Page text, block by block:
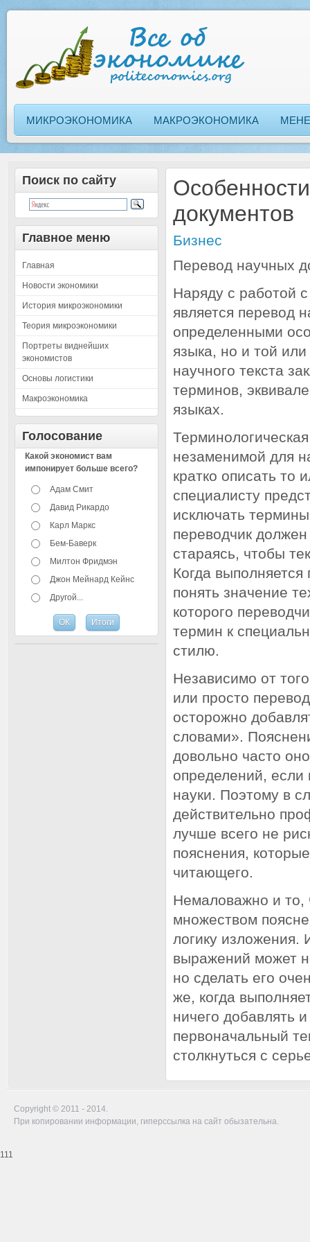
МИКРОЭКОНОМИКА МАКРОЭКОНОМИКА
Поиск по сайту
Главное меню
Главная
Новости экономики
История микроэкономики
Теория микроэкономики
Портреты виднейших
экономистов
Основы логистики
Макроэкономика
Голосование
Какой экономист вам
импонирует больше всего?
Адам Смит
Давид Рикардо
Карл Маркс
Бем-Баверк
Милтон Фридмэн
Джон Мейнард Кейнс
Другой...
документов
Бизнес
Перевод научных
Наряду с работой
является перевод
определенными
языка, но и той
научного текста
терминов,
языках.
незаменимой для
кратко описать то
специалисту
исключать
переводчик
стараясь, чтобы
Когда
понять значение
которого
термин к
стилю.
Независимо от
или просто
осторожно
словами».
довольно часто
определений, если
науки. Поэтому в
действительно
лучше всего не
пояснения,
читающего.
Немаловажно и то,
множеством
логику изложения.
выражений может
но сделать его
же, когда
ничего добавлять
первоначальный
столкнуться с
Copyright © 2011 - 2014.
При копировании информации, гиперссылка на сайт обызательна.
111